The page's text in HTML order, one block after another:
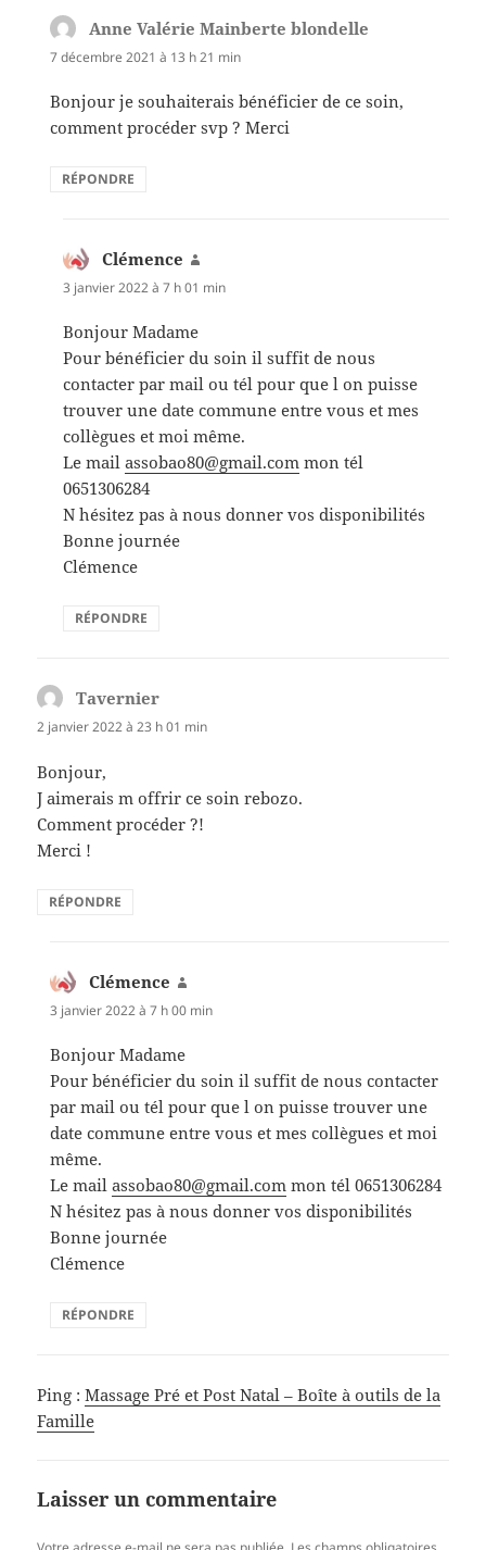
Anne Valérie Mainberte blondelle
7 décembre 2021 à 13 h 21 min
Bonjour je souhaiterais bénéficier de ce soin,
comment procéder svp ? Merci
RÉPONDRE
Clémence
3 janvier 2022 à 7 h 01 min
Bonjour Madame
Pour bénéficier du soin il suffit de nous
contacter par mail ou tél pour que l on puisse
trouver une date commune entre vous et mes
collègues et moi même.
Le mailassobao80@gmail.com mon tél
0651306284
N hésitez pas à nous donner vos disponibilités
Bonne journée
Clémence
RÉPONDRE
Tavernier
2 janvier 2022 à 23 h 01 min
Bonjour,
J aimerais m offrir ce soin rebozo.
Comment procéder ?!
Merci !
RÉPONDRE
Clémence
3 janvier 2022 à 7 h 00 min
Bonjour Madame
Pour bénéficier du soin il suffit de nous contacter
par mail ou tél pour que l on puisse trouver une
date commune entre vous et mes collègues et moi
même.
Le mailassobao80@gmail.com mon tél 0651306284
N hésitez pas à nous donner vos disponibilités
Bonne journée
Clémence
RÉPONDRE
Ping :Massage Pré et Post Natal – Boîte à outils de la
Famille
Laisser un commentaire